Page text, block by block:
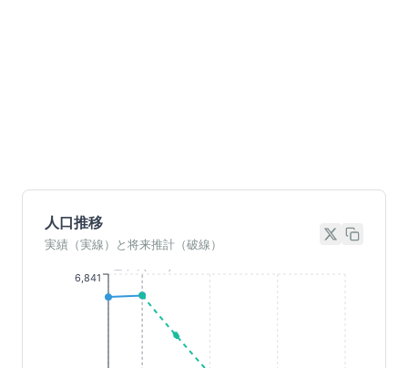
人口推移
実績（実線）と将来推計（破線）
6,841